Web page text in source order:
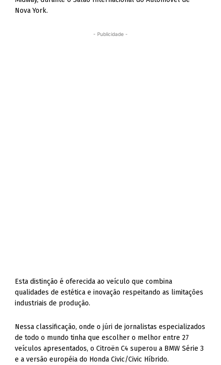
Nova York.
- Publicidade -
Esta distinção é oferecida ao veículo que combina
qualidades de estética e inovação respeitando as limitações
industriais de produção.
Nessa classificação, onde o júri de jornalistas especializados
de todo o mundo tinha que escolher o melhor entre 27
veículos apresentados, o Citroën C4 superou a BMW Série 3
e a versão européia do Honda Civic/Civic Híbrido.